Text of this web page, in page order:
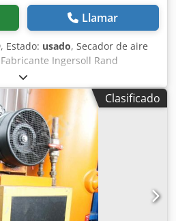
Llamar
, Estado: usado, Secador de aire
Ingersoll Rand
S.p.A., Italia) Tipo Secador de
industrial Aplicaciones
de aire comprimido en sistemas
industriales que requieren aire
automatización, etc. •
a la humedad Chodpfx
técnicas principales: •
de serie: 3733790002 •
R407C • Presión
(275 psi) • Presión máxima lado
del circuito: 2,6 MPa (378
Clasificado